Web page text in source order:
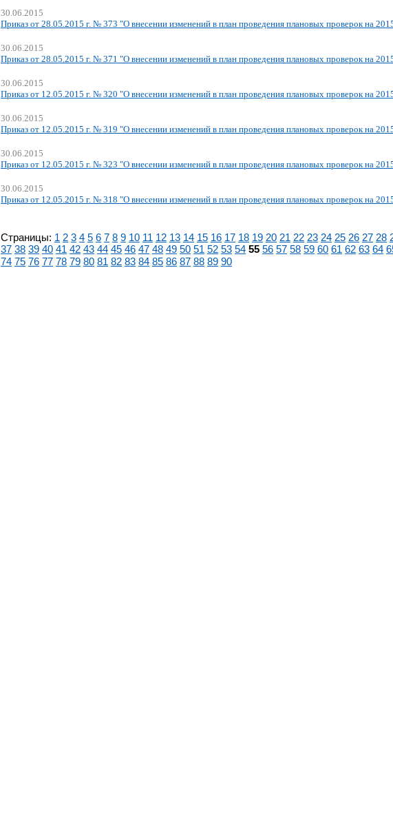
30.06.2015
Приказ от 28.05.2015 г. № 373 "О внесении изменений в план проведения плановых проверок на
30.06.2015
Приказ от 28.05.2015 г. № 371 "О внесении изменений в план проведения плановых проверок на
30.06.2015
Приказ от 12.05.2015 г. № 320 "О внесении изменений в план проведения плановых проверок на
30.06.2015
Приказ от 12.05.2015 г. № 319 "О внесении изменений в план проведения плановых проверок на
30.06.2015
Приказ от 12.05.2015 г. № 323 "О внесении изменений в план проведения плановых проверок на
30.06.2015
Приказ от 12.05.2015 г. № 318 "О внесении изменений в план проведения плановых проверок на
Страницы: 1 2 3 4 5 6 7 8 9 10 11 12 13 14 15 16 17 18 19 20 21 22 23 24 25 26 27 28
37 38 39 40 41 42 43 44 45 46 47 48 49 50 51 52 53 54 55 56 57 58 59 60 61 62 63 64
74 75 76 77 78 79 80 81 82 83 84 85 86 87 88 89 90